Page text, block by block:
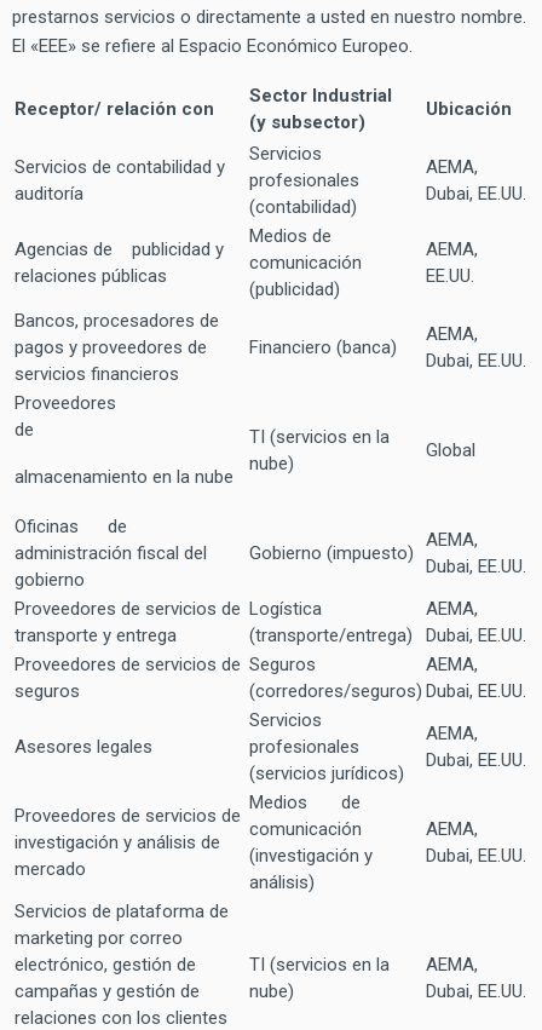
prestarnos servicios o directamente a usted en nuestro nombre.
El «EEE» se refiere al Espacio Económico Europeo.
Receptor/ relación con
Sector Industrial
(y subsector)
Ubicación
Servicios de contabilidad y
auditoría
Servicios
profesionales
(contabilidad)
AEMA,
Dubai, EE.UU.
Agencias de publicidad y
relaciones públicas
Medios de
comunicación
(publicidad)
AEMA,
EE.UU.
Bancos, procesadores de
pagos y proveedores de
servicios financieros
Financiero (banca)
AEMA,
Dubai, EE.UU.
Proveedores
de
almacenamiento en la nube
TI (servicios en la
nube)
Global
Oficinas de
administración fiscal del
gobierno
Gobierno (impuesto)
AEMA,
Dubai, EE.UU.
Proveedores de servicios de
transporte y entrega
Logística
(transporte/entrega)
AEMA,
Dubai, EE.UU.
Proveedores de servicios de
seguros
Seguros
(corredores/seguros)
AEMA,
Dubai, EE.UU.
Asesores legales
Servicios
profesionales
(servicios jurídicos)
AEMA,
Dubai, EE.UU.
Proveedores de servicios de
investigación y análisis de
mercado
Medios de
comunicación
(investigación y
análisis)
AEMA,
Dubai, EE.UU.
Servicios de plataforma de
marketing por correo
electrónico, gestión de
campañas y gestión de
relaciones con los clientes
TI (servicios en la
nube)
AEMA,
Dubai, EE.UU.